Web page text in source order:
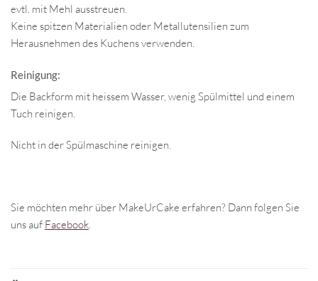
evtl. mit Mehl ausstreuen.
Keine spitzen Materialien oder Metallutensilien zum
Herausnehmen des Kuchens verwenden.
Reinigung:
Die Backform mit heissem Wasser, wenig Spülmittel und einem
Tuch reinigen.
Nicht in der Spülmaschine reinigen.
Sie möchten mehr über MakeUrCake erfahren? Dann folgen Sie
uns auf Facebook